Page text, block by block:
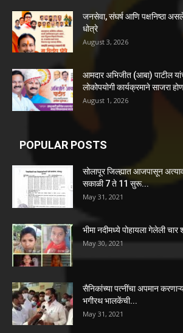
भीमा नदीमध्ये पोहायला गेलेली
May 30, 2021
सैनिकांच्या पत्नींचा अपमान
भगीरथ भालकेंची...
May 31, 2021
POPULAR CATEGORY
पंढरपूर
महाराष्ट्र
राष्ट्रीय
ताज्या-घडामोडी
मंगळवेढा
सोलापूर शहर
अक्कलकोट
माळशिरस
बार्शी